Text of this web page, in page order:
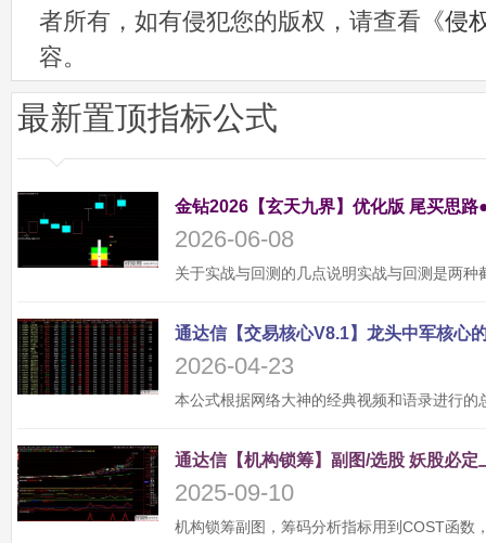
者所有，如有侵犯您的版权，请查看《侵
容。
最新置顶指标公式
金钻2026【玄天九界】优化版 尾买思
2026-06-08
2026-04-23
2025-09-10